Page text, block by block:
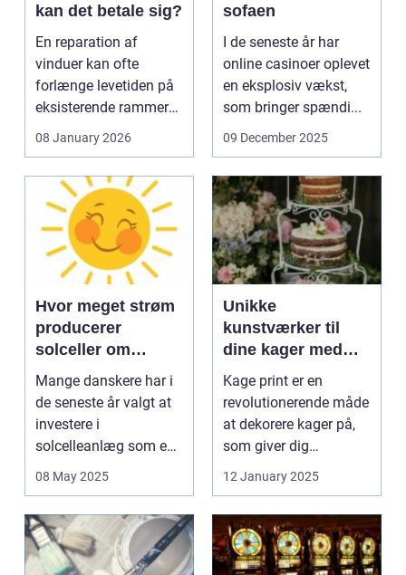
kan det betale sig?
En reparation af
vinduer kan ofte
forlænge levetiden på
eksisterende rammer
og glas med ...
08 January 2026
sofaen
I de seneste år har
online casinoer oplevet
en eksplosiv vækst,
som bringer spændi...
09 December 2025
Hvor meget strøm
producerer
solceller om
vinteren?
Mange danskere har i
de seneste år valgt at
investere i
solcelleanlæg som en
bæred...
08 May 2025
Unikke
kunstværker til
dine kager med
kage print
Kage print er en
revolutionerende måde
at dekorere kager på,
som giver dig
mulighed for ...
12 January 2025